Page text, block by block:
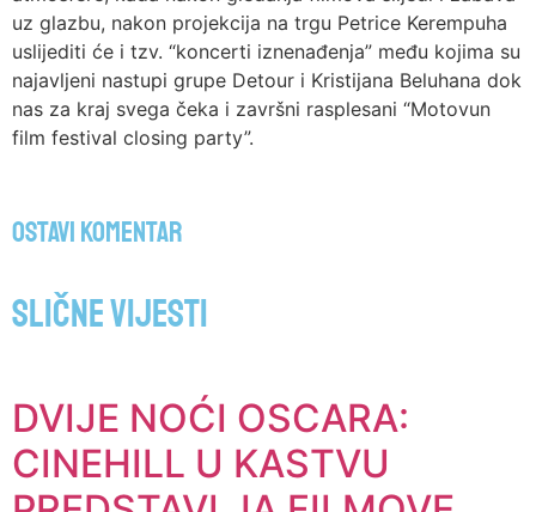
uz glazbu, nakon projekcija na trgu Petrice Kerempuha
uslijediti će i tzv. “koncerti iznenađenja” među kojima su
najavljeni nastupi grupe Detour i Kristijana Beluhana dok
nas za kraj svega čeka i završni rasplesani “Motovun
film festival closing party”.
Ostavi komentar
Slične vijesti
DVIJE NOĆI OSCARA:
CINEHILL U KASTVU